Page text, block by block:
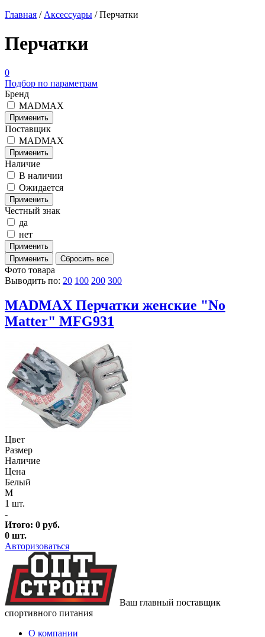
Главная / Аксессуары /Перчатки
Перчатки
0
Подбор по параметрам
Бренд
MADMAX
Поставщик
MADMAX
Наличие
В наличии
Ожидается
Честный знак
да
нет
Фото товара
Выводить по: 20 100 200 300
MADMAX Перчатки женские "No
Matter" MFG931
Цвет
Размер
Наличие
Цена
Белый
M
1 шт.
-
Итого: 0 руб.
0 шт.
Авторизоваться
Ваш главный поставщик
спортивного питания
О компании